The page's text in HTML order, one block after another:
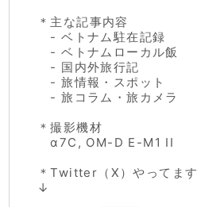
＊主な記事内容
- ベトナム駐在記録
- ベトナムローカル飯
- 国内外旅行記
- 旅情報・スポット
- 旅コラム・旅カメラ
＊撮影機材
α7C, OM-D E-M1 II
＊Twitter（X）やってます
↓